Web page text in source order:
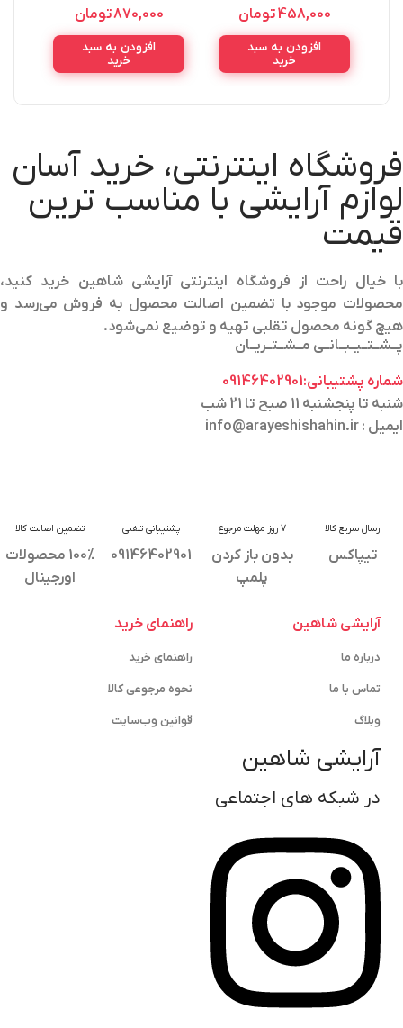
Emotion Detox Floral
Deorant Spray
458,000تومان
افزودن به سبد
خرید
GILLETTE
ANTIPERSPIRANT GEL
ALOE SCENT 70ML
870,000تومان
افزودن به سبد
خرید
فروشگاه اینترنتی، خرید آسان
لوازم آرایشی با مناسب ترین
قیمت
با خیال راحت از فروشگاه اینترنتی آرایشی شاهین خرید کنید،
محصولات موجود با تضمین اصالت محصول به فروش می‌رسد و
هیچ گونه محصول تقلبی تهیه و توضیع نمی‌شود.
پــشــتــیــبــانــی مــشــتــریــان
شماره پشتیبانی:09146402901
شنبه تا پنجشنبه 11 صبح تا 21 شب
ایمیل : info@arayeshishahin.ir
ارسال سریع کالا
تیپاکس
7 روز مهلت مرجوع
بدون باز کردن
پلمپ
پشتیبانی تلفنی
09146402901
تضمین اصالت کالا
100% محصولات
اورجینال
آرایشی شاهین
درباره ما
تماس با ما
وبلاگ
آرایشی شاهین
در شبکه های اجتماعی
راهنمای خرید
راهنمای خرید
نحوه مرجوعی کالا
قوانین وب‌سایت